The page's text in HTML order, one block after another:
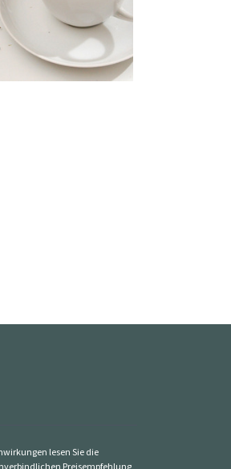
lesen Sie die
Preisempfehlung